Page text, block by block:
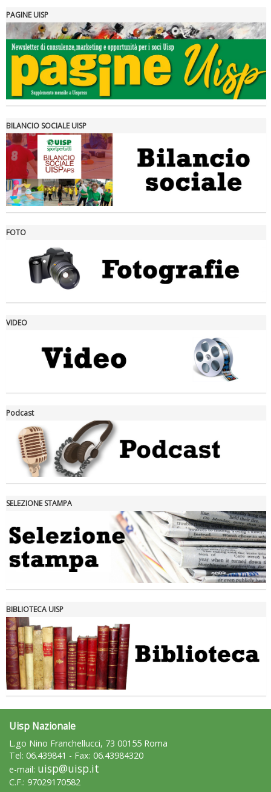
Tiziano Pesce a Radio InBlu2000 traccia il bilancio della stagione
Ddl Lobby, Uisp: “Il Parlamento valorizzi le nostre specificità"
Tiziano Pesce nel Cda di Fondazione Terzjus: prima riunione a
PAGINE UISP
BILANCIO SOCIALE UISP
FOTO
VIDEO
Podcast
SELEZIONE STAMPA
BIBLIOTECA UISP
Uisp Nazionale
L.go Nino Franchellucci, 73 00155 Roma
Tel: 06.439841 - Fax: 06.43984320
e-mail: uisp@uisp.it
C.F.: 97029170582